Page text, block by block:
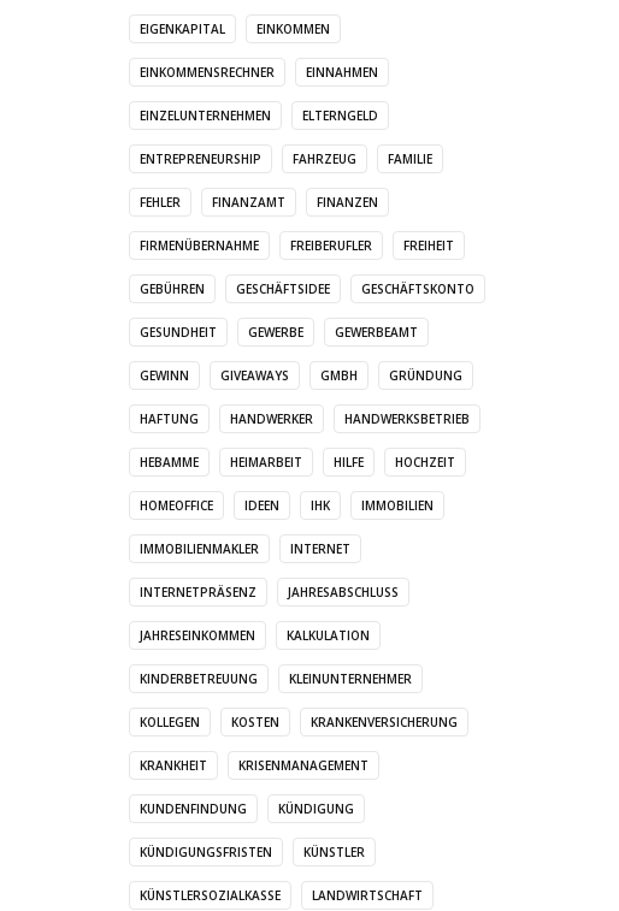
EIGENKAPITAL EINKOMMEN
EINKOMMENSRECHNER EINNAHMEN
EINZELUNTERNEHMEN ELTERNGELD
ENTREPRENEURSHIP FAHRZEUG FAMILIE
FEHLER FINANZAMT FINANZEN
FIRMENÜBERNAHME FREIBERUFLER FREIHEIT
GEBÜHREN GESCHÄFTSIDEE GESCHÄFTSKONTO
GESUNDHEIT GEWERBE GEWERBEAMT
GEWINN GIVEAWAYS GMBH GRÜNDUNG
HAFTUNG HANDWERKER HANDWERKSBETRIEB
HEBAMME HEIMARBEIT HILFE HOCHZEIT
HOMEOFFICE IDEEN IHK IMMOBILIEN
IMMOBILIENMAKLER INTERNET
INTERNETPRÄSENZ JAHRESABSCHLUSS
JAHRESEINKOMMEN KALKULATION
KINDERBETREUUNG KLEINUNTERNEHMER
KOLLEGEN KOSTEN KRANKENVERSICHERUNG
KRANKHEIT KRISENMANAGEMENT
KUNDENFINDUNG KÜNDIGUNG
KÜNDIGUNGSFRISTEN KÜNSTLER
KÜNSTLERSOZIALKASSE LANDWIRTSCHAFT